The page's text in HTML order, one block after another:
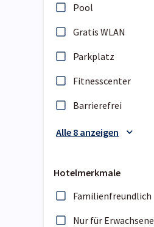
Pool
Gratis WLAN
Parkplatz
Fitnesscenter
Barrierefrei
Alle 8 anzeigen
Hotelmerkmale
Familienfreundlich
Nur für Erwachsene